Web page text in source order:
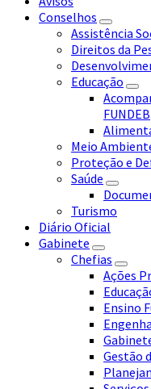
Conselhos
Assistência
Direitos da
Educação
FUNDEB
Meio
Proteção e
Saúde
Turismo
Diário Oficial
Gabinete
Chefias
Ações
Ensino
Gestão